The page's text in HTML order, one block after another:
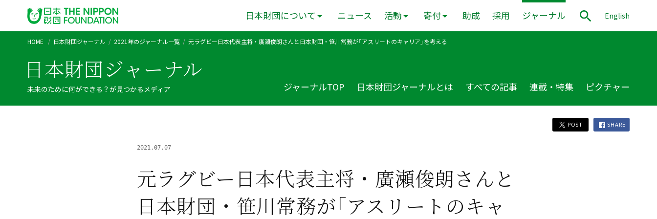
日本財団について ニュース 活動 寄付 助成 採用 ジャーナル English
HOME 日本財団ジャーナル 2021年のジャーナル一覧 元ラグビー日本代表主将・廣瀬俊朗さんと日本財団・笹川常務が「アスリートのキャリア」を考える
日本財団ジャーナル
未来のために何ができる？が見つかるメディア ジャーナルTOP 日本財団ジャーナルとは すべての記事 連載・特集 ピクチャー
POST SHARE
2021.07.07
元ラグビー日本代表主将・廣瀬俊朗さんと
日本財団・笹川常務が「アスリートのキャ